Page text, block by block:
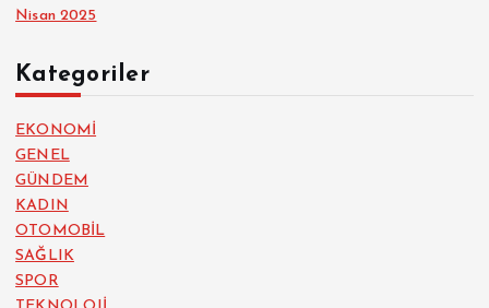
Nisan 2025
Kategoriler
EKONOMİ
GENEL
GÜNDEM
KADIN
OTOMOBİL
SAĞLIK
SPOR